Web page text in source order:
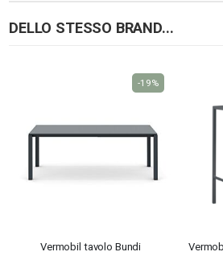
DELLO STESSO BRAND...
Vermobil tavolo Bundi
-19%